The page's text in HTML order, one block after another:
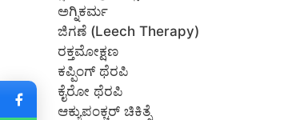
ಅಗ್ನಿಕರ್ಮ
ಜಿಗಣೆ (Leech Therapy)
ರಕ್ತಮೋಕ್ಷಣ
ಕಪ್ಪಿಂಗ್ ಥೆರಪಿ
ಕೈರೋ ಥೆರಪಿ
ಆಕ್ಯುಪಂಕ್ಚರ್ ಚಿಕಿತ್ಸೆ